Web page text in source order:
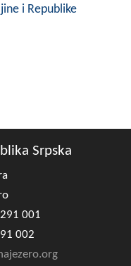
i Republike
Srpska
001
002